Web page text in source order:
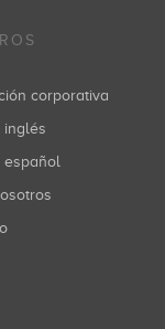
corporativa
inglés
español